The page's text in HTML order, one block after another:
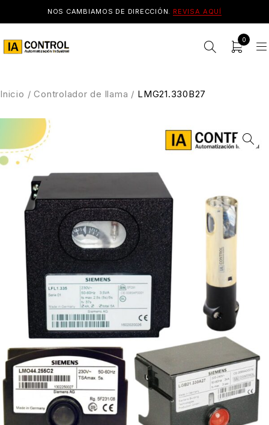
NOS CAMBIAMOS DE DIRECCIÓN. REVISA AQUÍ
0
Inicio / Controlador de llama / LMG21.330B27